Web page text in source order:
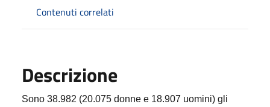
Contenuti correlati
Descrizione
Sono 38.982 (20.075 donne e 18.907 uomini) gli